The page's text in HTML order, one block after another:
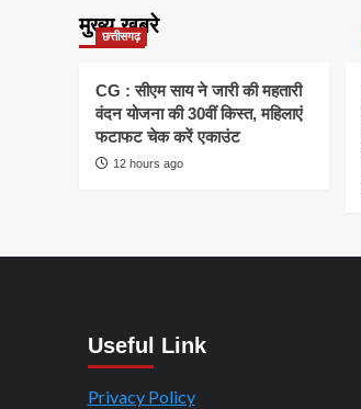
मुख्य खबरे
छत्तीसगढ़
CG : सीएम साय ने जारी की महतारी
वंदन योजना की 30वीं किस्त, महिलाएं
फटाफट चेक करें एकाउंट
12 hours ago
Useful Link
Privacy Policy